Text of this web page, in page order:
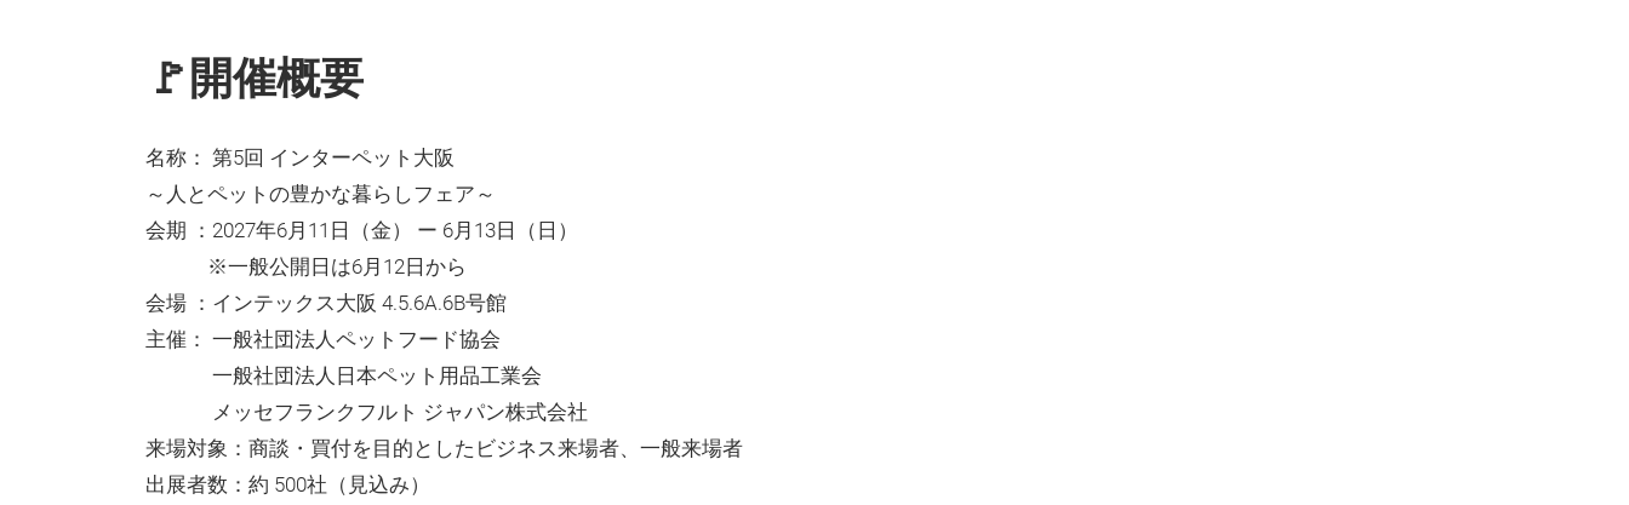
🚩開催概要
名称： 第5回 インターペット大阪
～人とペットの豊かな暮らしフェア～
会期 ：2027年6月11日（金） ー 6月13日（日）
※一般公開日は6月12日から
会場 ：インテックス大阪 4.5.6A.6B号館
主催： 一般社団法人ペットフード協会
一般社団法人日本ペット用品工業会
メッセフランクフルト ジャパン株式会社
来場対象：商談・買付を目的としたビジネス来場者、一般来場者
出展者数：約 500社（見込み）